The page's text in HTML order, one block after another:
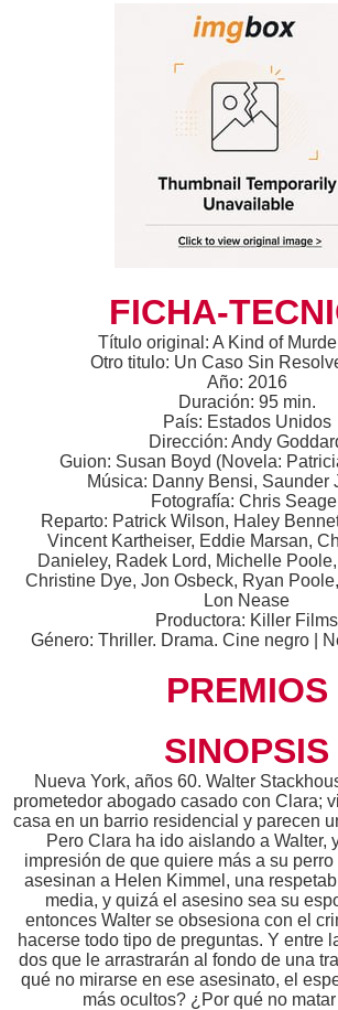
FICHA-
Título original: A Kind of
Otro titulo: Un Caso Sin
Año: 2016
Duración: 95 min.
País: Estados Unidos
Dirección: Andy
Guion: Susan Boyd (Novela:
Música: Danny Bensi, Saunder
Fotografía: Chris
Reparto: Patrick Wilson, Haley
Vincent Kartheiser, Eddie Marsan,
Danieley, Radek Lord, Michelle
Christine Dye, Jon Osbeck, Ryan
Lon Nease
Productora: Killer Films
Género: Thriller. Drama. Cine negro |
PREMIOS
SINOPSIS
Nueva York, años 60. Walter
prometedor abogado casado con Clara;
casa en un barrio residencial y parecen
Pero Clara ha ido aislando a Walter,
impresión de que quiere más a su
asesinan a Helen Kimmel, una
media, y quizá el asesino sea su
entonces Walter se obsesiona con el
hacerse todo tipo de preguntas. Y entre
dos que le arrastrarán al fondo de una
qué no mirarse en ese asesinato, el
más ocultos? ¿Por qué no